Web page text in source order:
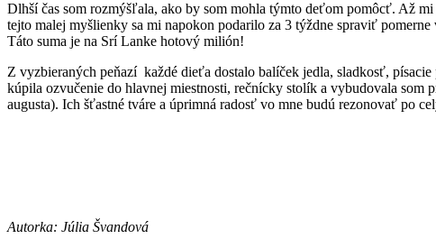
Dlhší čas som rozmýšľala, ako by som mohla týmto deťom pomôcť. Až
tejto malej myšlienky sa mi napokon podarilo za 3 týždne spraviť
Táto suma je na Srí Lanke hotový milión!
Z vyzbieraných peňazí každé dieťa dostalo balíček jedla, sladkosť,
kúpila ozvučenie do hlavnej miestnosti, rečnícky stolík a vybudovala som
augusta). Ich šťastné tváre a úprimná radosť vo mne budú rezonovať po
Autorka: Júlia Švandová